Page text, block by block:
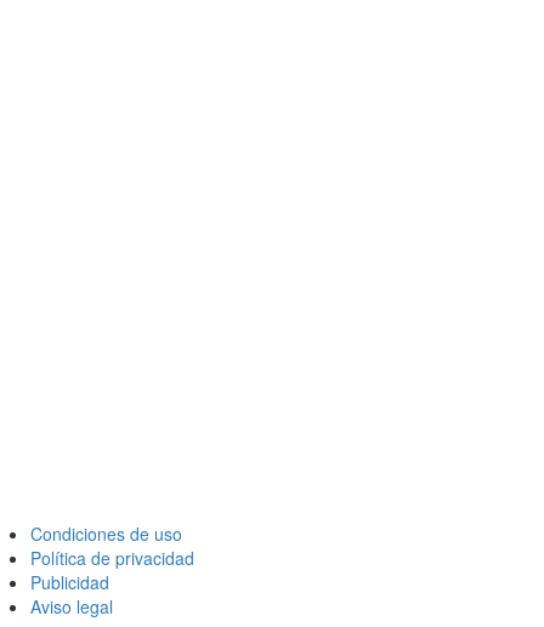
Condiciones de uso
Política de privacidad
Publicidad
Aviso legal